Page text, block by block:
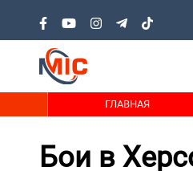
ГЛАВНАЯ
Бои в